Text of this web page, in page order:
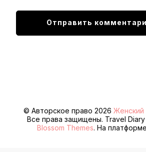
© Авторское право 2026 Женский
Все права защищены. Travel
Blossom Themes. На платформе